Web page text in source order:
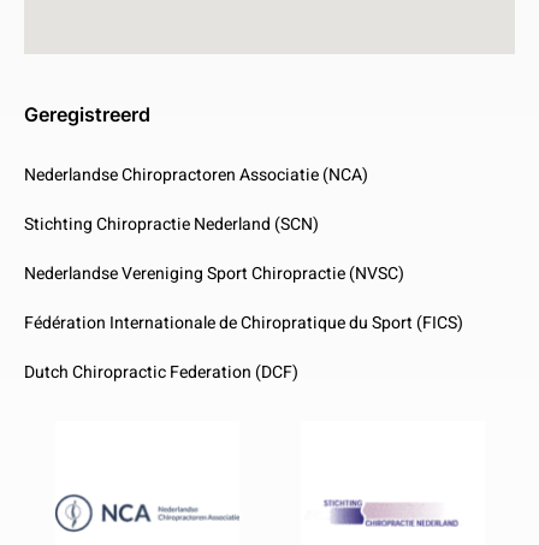
Geregistreerd
Nederlandse Chiropractoren Associatie (NCA)
Stichting Chiropractie Nederland (SCN)
Nederlandse Vereniging Sport Chiropractie (NVSC)
Fédération Internationale de Chiropratique du Sport (FICS)
Dutch Chiropractic Federation (DCF)